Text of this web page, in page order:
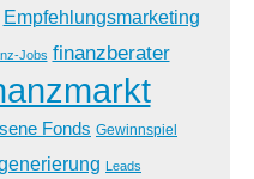
Empfehlungsmarketing
Jobs finanzberater
Fonds Gewinnspiel
Leads